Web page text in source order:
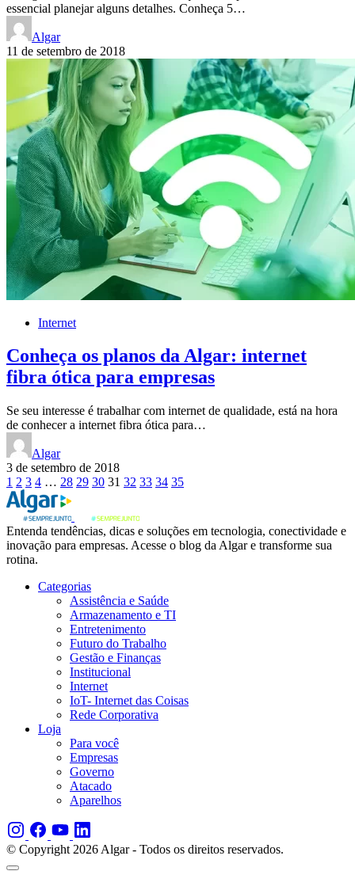
essencial planejar alguns detalhes. Conheça 5…
Algar
11 de setembro de 2018
Internet
Conheça os planos da Algar: internet
fibra ótica para empresas
Se seu interesse é trabalhar com internet de qualidade, está na hora
de conhecer a internet fibra ótica para…
Algar
3 de setembro de 2018
Paginação
de
posts
1 2 3 4 … 28 29 30 31 32 33 34 35
Entenda tendências, dicas e soluções em tecnologia, conectividade e
inovação para empresas. Acesse o blog da Algar e transforme sua
rotina.
Categorias
Assistência e Saúde
Armazenamento e TI
Entretenimento
Futuro do Trabalho
Gestão e Finanças
Institucional
Internet
IoT- Internet das Coisas
Rede Corporativa
Loja
Para você
Empresas
Governo
Atacado
Aparelhos
© Copyright 2026 Algar - Todos os direitos reservados.